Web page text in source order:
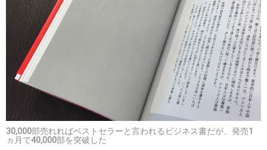
30,000部売れればベストセラーと言われるビジネス書だが、発売1
ヵ月で40,000部を突破した